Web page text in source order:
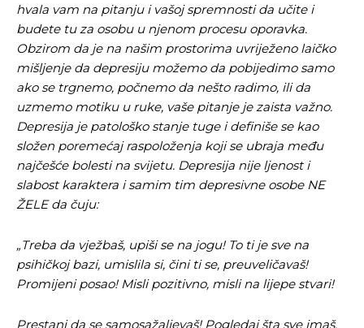
hvala vam na pitanju i vašoj spremnosti da učite i
budete tu za osobu u njenom procesu oporavka.
Obzirom da je na našim prostorima uvriježeno laičko
mišljenje da depresiju možemo da pobijedimo samo
ako se trgnemo, počnemo da nešto radimo, ili da
uzmemo motiku u ruke, vaše pitanje je zaista važno.
Depresija je patološko stanje tuge i definiše se kao
složen poremećaj raspoloženja koji se ubraja među
najčešće bolesti na svijetu. Depresija nije ljenost i
slabost karaktera i samim tim depresivne osobe NE
ŽELE da čuju:
„Treba da vježbaš, upiši se na jogu! To ti je sve na
psihičkoj bazi, umislila si, čini ti se, preuveličavaš!
Promijeni posao! Misli pozitivno, misli na lijepe stvari!
Prestani da se samosažaljevaš! Pogledaj šta sve imaš,